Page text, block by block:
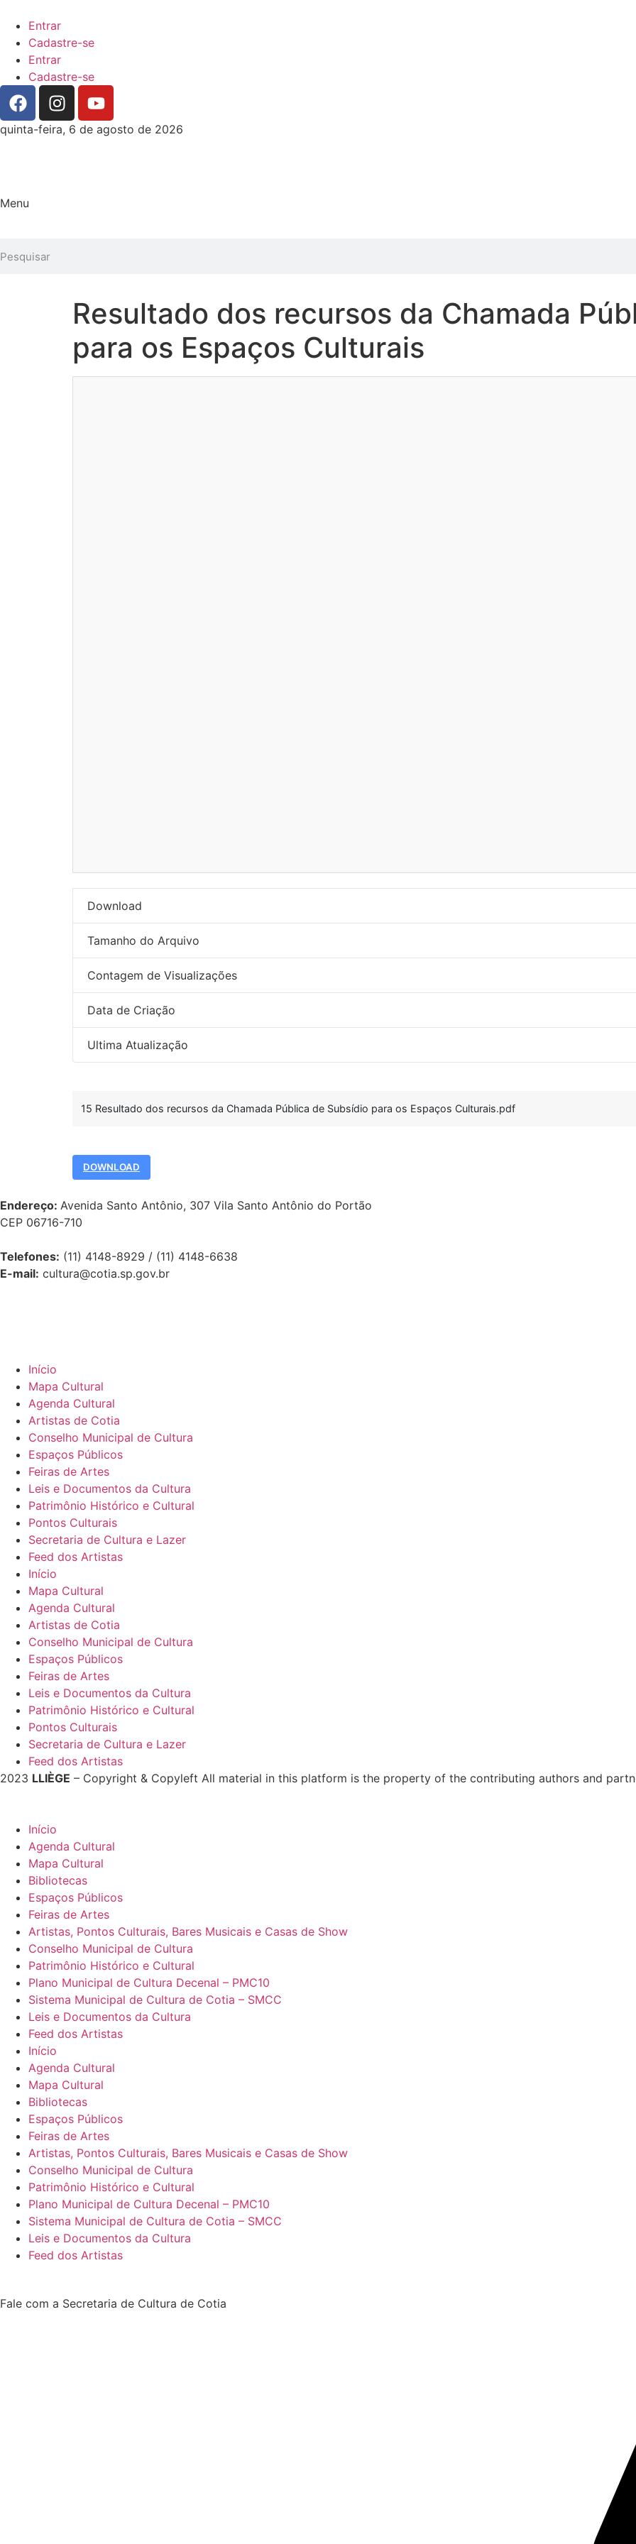
Entrar
Cadastre-se
Entrar
Cadastre-se
quinta-feira, 6 de agosto de 2026
Menu
Resultado dos recursos da Chamada
para os Espaços Culturais
Download
Tamanho do Arquivo
Contagem de Visualizações
Data de Criação
Ultima Atualização
15 Resultado dos recursos da Chamada Pública de Subsídio para os Espaços Culturais.pdf
DOWNLOAD
Endereço: Avenida Santo Antônio, 307 Vila Santo Antônio do Portão
CEP 06716-710
Telefones: (11) 4148-8929 / (11) 4148-6638
E-mail: cultura@cotia.sp.gov.br
Início
Mapa Cultural
Agenda Cultural
Artistas de Cotia
Conselho Municipal de Cultura
Espaços Públicos
Feiras de Artes
Leis e Documentos da Cultura
Patrimônio Histórico e Cultural
Pontos Culturais
Secretaria de Cultura e Lazer
Feed dos Artistas
Início
Mapa Cultural
Agenda Cultural
Artistas de Cotia
Conselho Municipal de Cultura
Espaços Públicos
Feiras de Artes
Leis e Documentos da Cultura
Patrimônio Histórico e Cultural
Pontos Culturais
Secretaria de Cultura e Lazer
Feed dos Artistas
2023 LLIÈGE – Copyright & Copyleft All material in this platform is the property of the contributing authors and
Início
Agenda Cultural
Mapa Cultural
Bibliotecas
Espaços Públicos
Feiras de Artes
Artistas, Pontos Culturais, Bares Musicais e Casas de Show
Conselho Municipal de Cultura
Patrimônio Histórico e Cultural
Plano Municipal de Cultura Decenal – PMC10
Sistema Municipal de Cultura de Cotia – SMCC
Leis e Documentos da Cultura
Feed dos Artistas
Início
Agenda Cultural
Mapa Cultural
Bibliotecas
Espaços Públicos
Feiras de Artes
Artistas, Pontos Culturais, Bares Musicais e Casas de Show
Conselho Municipal de Cultura
Patrimônio Histórico e Cultural
Plano Municipal de Cultura Decenal – PMC10
Sistema Municipal de Cultura de Cotia – SMCC
Leis e Documentos da Cultura
Feed dos Artistas
Fale com a Secretaria de Cultura de Cotia